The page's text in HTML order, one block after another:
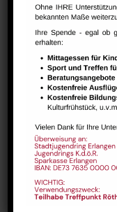
August 10 @ 13:30 -